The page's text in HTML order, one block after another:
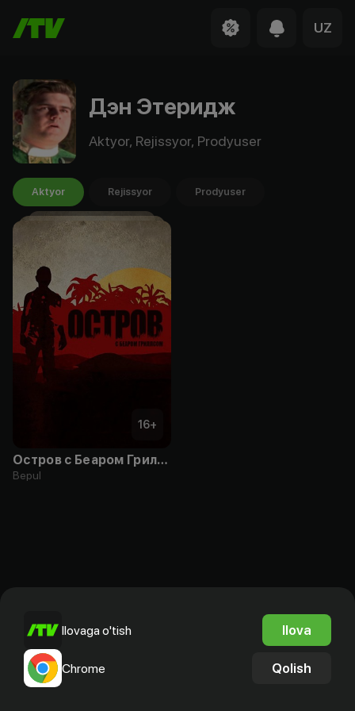
UZ
Дэн Этеридж
Aktyor, Rejissyor, Prodyuser
Aktyor Rejissyor Prodyuser
16+
Остров с Беаром Гриллсом
Bepul
Ilovaga o'tish Ilova
Chrome Qolish